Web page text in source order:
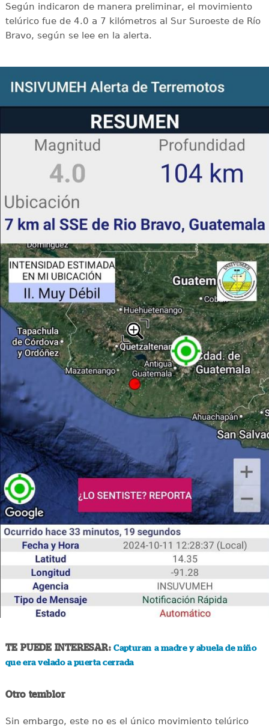
Según indicaron de manera preliminar, el movimiento
telúrico fue de 4.0 a 7 kilómetros al Sur Suroeste de Río
Bravo, según se lee en la alerta.
TE PUEDE INTERESAR:Capturan a madre y abuela de niño
que era velado a puerta cerrada
Otro temblor
Sin embargo, este no es el único movimiento telúrico